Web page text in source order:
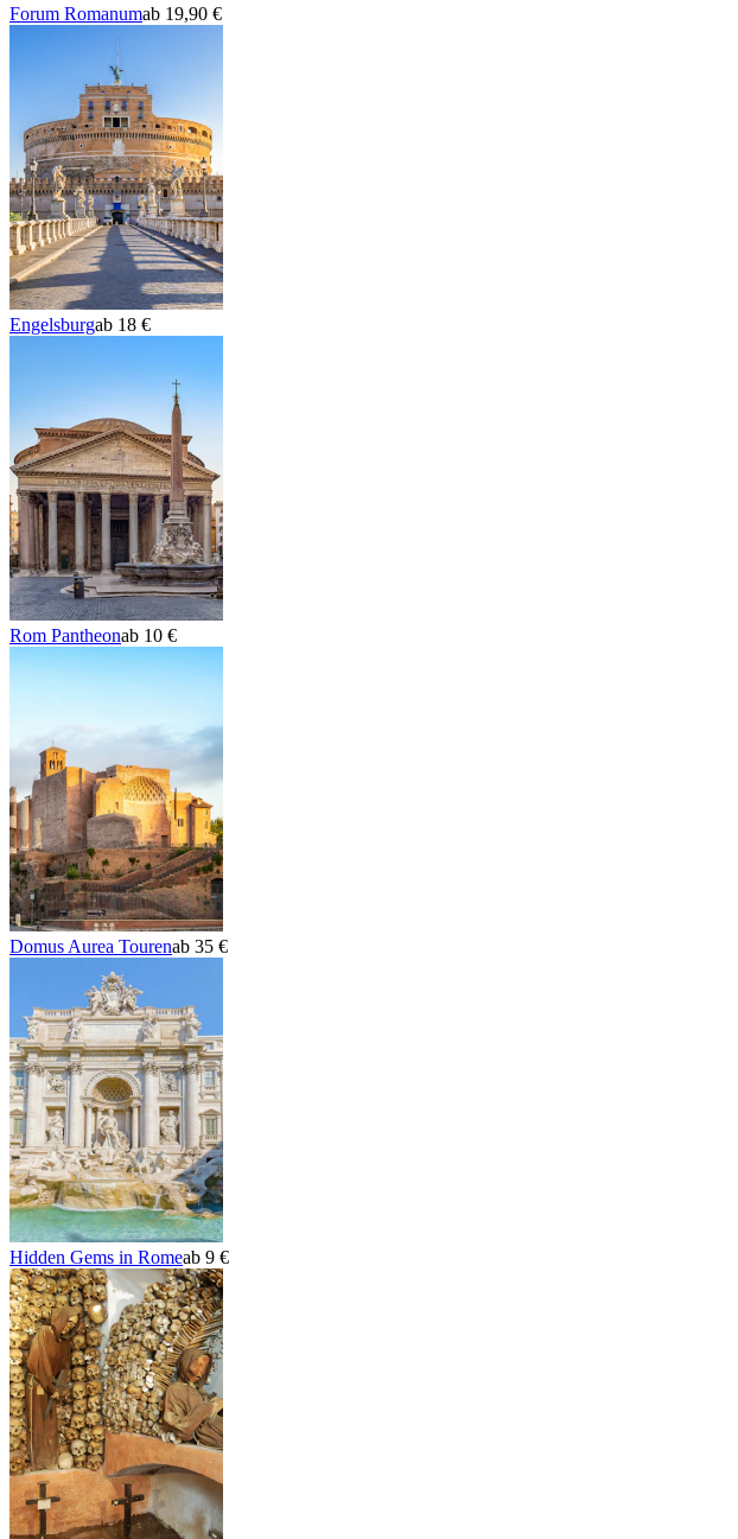
Forum Romanumab 19,90 €
Engelsburgab 18 €
Rom Pantheonab 10 €
Domus Aurea Tourenab 35 €
Hidden Gems in Romeab 9 €